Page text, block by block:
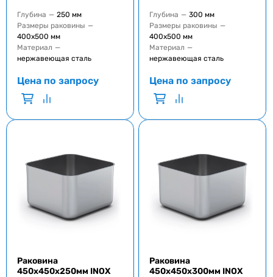
Глубина — 250 мм
Размеры раковины —
400x500 мм
Материал —
нержавеющая сталь
Цена по запросу
Глубина — 300 мм
Размеры раковины —
400x500 мм
Материал —
нержавеющая сталь
Цена по запросу
Раковина
450x450x250мм INOX
Раковина
450x450x300мм INOX